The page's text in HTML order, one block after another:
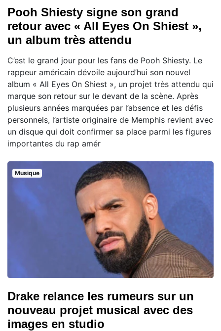
Pooh Shiesty signe son grand
retour avec « All Eyes On Shiest »,
un album très attendu
C’est le grand jour pour les fans de Pooh Shiesty. Le
rappeur américain dévoile aujourd’hui son nouvel
album « All Eyes On Shiest », un projet très attendu qui
marque son retour sur le devant de la scène. Après
plusieurs années marquées par l’absence et les défis
personnels, l’artiste originaire de Memphis revient avec
un disque qui doit confirmer sa place parmi les figures
importantes du rap amér
Musique
Drake relance les rumeurs sur un
nouveau projet musical avec des
images en studio